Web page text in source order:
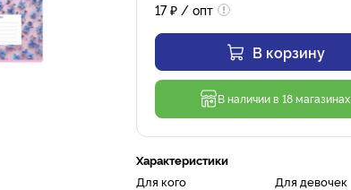
17₽ / опт
В корзину
В наличии в 18 магазинах
Характеристики
Для кого
Для девочек